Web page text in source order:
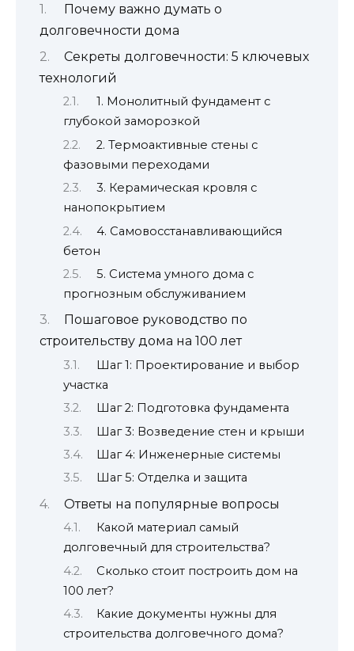
Почему важно думать о
долговечности дома
Секреты долговечности: 5 ключевых
технологий
1. Монолитный фундамент с
глубокой заморозкой
2. Термоактивные стены с
фазовыми переходами
3. Керамическая кровля с
нанопокрытием
4. Самовосстанавливающийся
бетон
5. Система умного дома с
прогнозным обслуживанием
Пошаговое руководство по
строительству дома на 100 лет
Шаг 1: Проектирование и выбор
участка
Шаг 2: Подготовка фундамента
Шаг 3: Возведение стен и крыши
Шаг 4: Инженерные системы
Шаг 5: Отделка и защита
Ответы на популярные вопросы
Какой материал самый
долговечный для строительства?
Сколько стоит построить дом на
100 лет?
Какие документы нужны для
строительства долговечного дома?